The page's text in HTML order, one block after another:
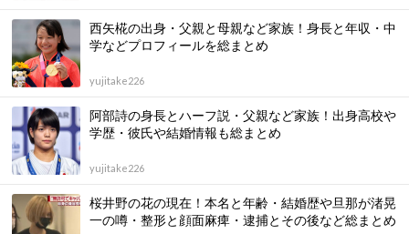
西矢椛の出身・父親と母親など家族！身長と年収・中
学などプロフィールを総まとめ
yujitake226
阿部詩の身長とハーフ説・父親など家族！出身高校や
学歴・彼氏や結婚情報も総まとめ
yujitake226
桜井野の花の現在！本名と年齢・結婚歴や旦那が渚晃
一の噂・整形と顔面麻痺・逮捕とその後など総まとめ